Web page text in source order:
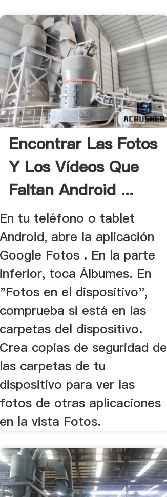
Encontrar Las Fotos
Y Los Vídeos Que
Faltan Android ...
En tu teléfono o tablet
Android, abre la aplicación
Google Fotos . En la parte
inferior, toca Álbumes. En
"Fotos en el dispositivo",
comprueba si está en las
carpetas del dispositivo.
Crea copias de seguridad de
las carpetas de tu
dispositivo para ver las
fotos de otras aplicaciones
en la vista Fotos.